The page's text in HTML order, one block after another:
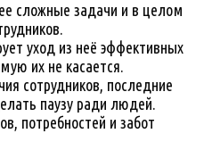
сложные задачи и в целом
уход из неё эффективных
их не касается.
сотрудников, последние
паузу ради людей.
потребностей и забот